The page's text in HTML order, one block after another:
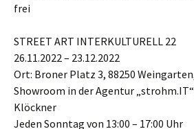
frei
STREET ART INTERKULTURELL 22
26.11.2022 – 23.12.2022
Ort: Broner Platz 3, 88250
Showroom in der Agentur
Klöckner
Jeden Sonntag von 13:00 – 17:00 Uhr